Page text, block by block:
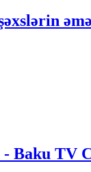
Baku TV